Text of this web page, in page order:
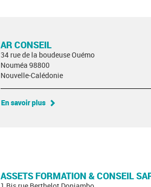
AR CONSEIL
34 rue de la boudeuse Ouémo
Nouméa 98800
Nouvelle-Calédonie
En savoir plus
ASSETS FORMATION & CONSEIL